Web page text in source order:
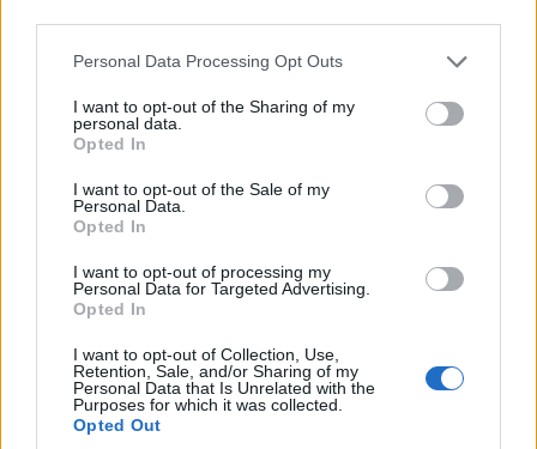
Please note that this website/app uses one or more Google
not limited to your visit or usage behaviour. You may click to
grant or deny consent to Google and its third-party tags to
use your data for below specified purposes in below Google
consent section.
Personal Data Processing Opt Outs
I want to opt-out of the Sharing of my
personal data.
Opted In
I want to opt-out of the Sale of my
Personal Data.
Opted In
I want to opt-out of processing my
Personal Data for Targeted Advertising.
Opted In
I want to opt-out of Collection, Use,
Retention, Sale, and/or Sharing of my
Personal Data that Is Unrelated with the
Purposes for which it was collected.
Opted Out
Lugares para visitar enIndonesia.
es un pequeño pueblo situado en
parte oriental del Parque Nacional de
Gunung Leuser
Medan , la capital deSumatra del Norte. Aquí
se fundó un centro de rehabilitación de
orangutanes en 1973, el objetivo principal es
preservar el número decreciente de la población
de orangutanes debido a la caza y la
deforestación.
El ecoturismo que se practica aquí da trabajo e
ingresos a las familias locales que viven en la